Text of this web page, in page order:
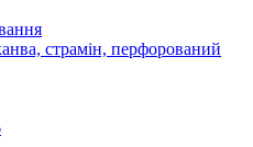
страмін, перфорований